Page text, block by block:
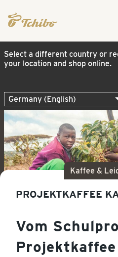
Select a different country or
your location and shop online.
Kaffee &
PROJEKTKAFFEE
Vom
Projektkaffee